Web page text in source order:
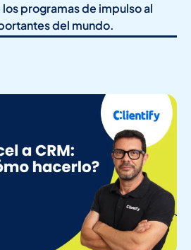
los programas de impulso al
del mundo.